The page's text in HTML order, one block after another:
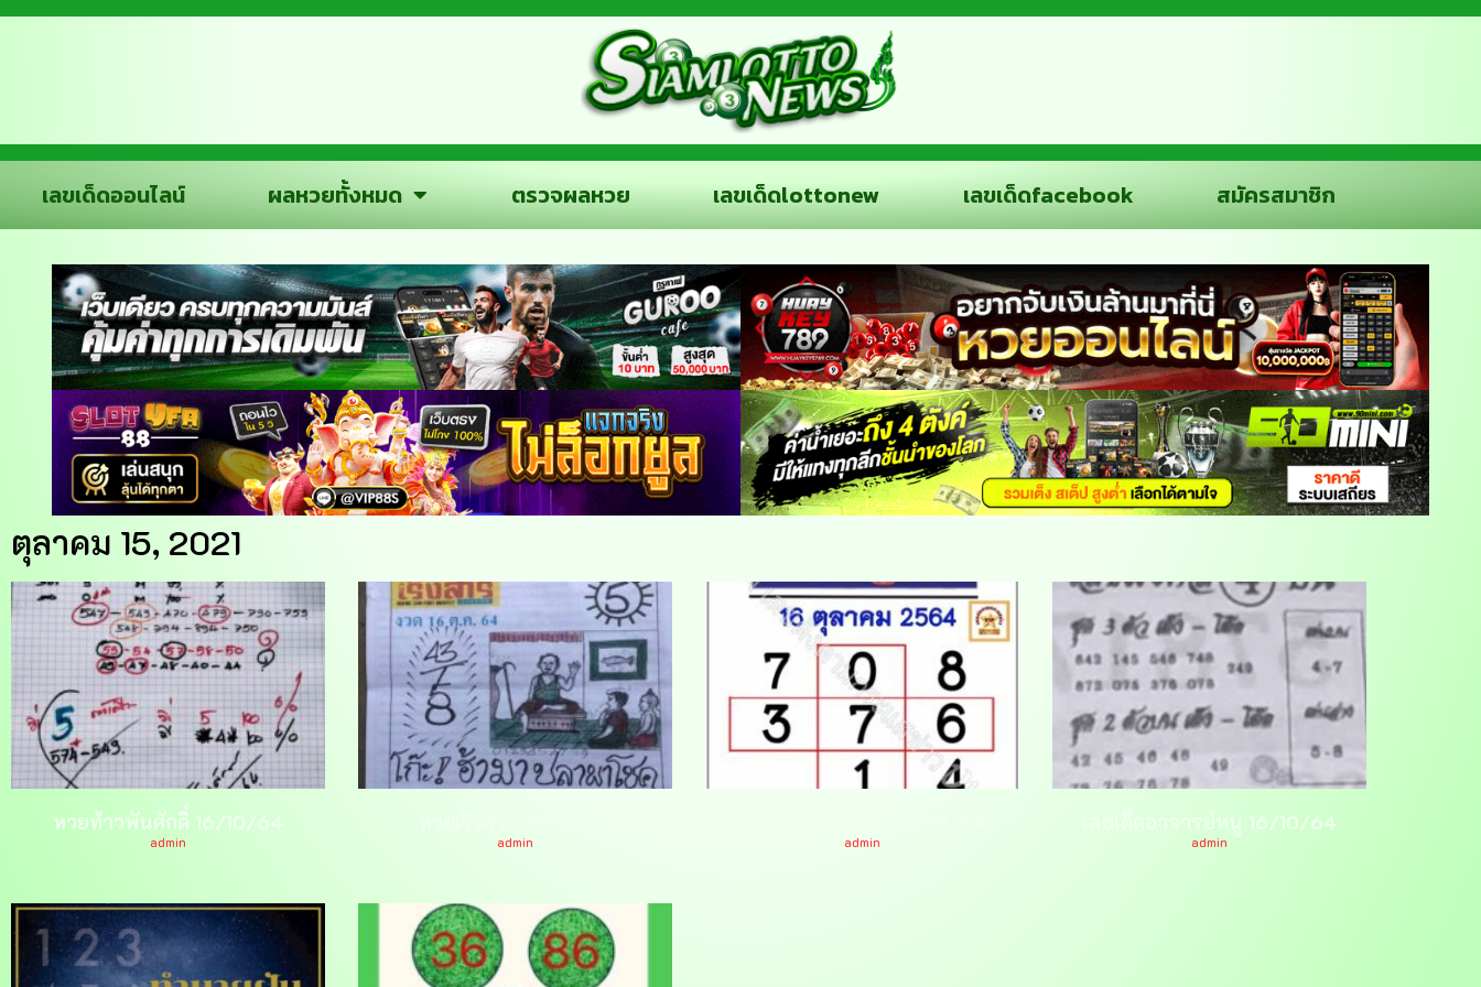
เลขเด็ดออนไลน์ ผลหวยทั้งหมด ตรวจผลหวย เลขเด็ดlottonew เลขเด็ดfacebook สมัครสมาชิก
ตุลาคม 15, 2021
หวยท้าวพันศักดิ์ 16/10/64
admin admin admin
เลขเด็ดอาจารย์หนู 16/10/64
admin